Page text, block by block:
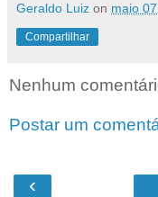
Geraldo Luiz on maio
Compartilhar
Nenhum
Postar um
‹